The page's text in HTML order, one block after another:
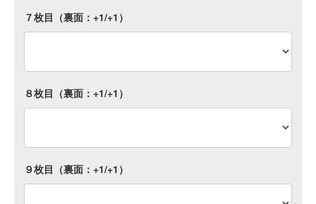
７枚目（裏面：+1/+1）
８枚目（裏面：+1/+1）
９枚目（裏面：+1/+1）